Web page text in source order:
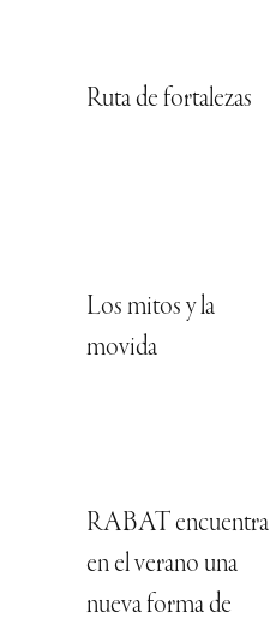
Ruta de fortalezas
Los mitos y la
movida
RABAT encuentra
en el verano una
nueva forma de